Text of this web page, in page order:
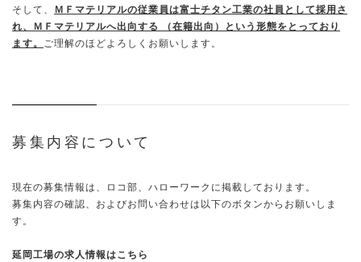
そして、
ＭＦマテリアルの従業員は富士チタン工業の社員として採用さ
れ、ＭＦマテリアルへ出向する （在籍出向）という形態をとっており
ます。 ご理解のほどよろしくお願いします。
募集内容について
現在の募集情報は、ロコ部、ハローワークに掲載しております。
募集内容の確認、およびお問い合わせは以下のボタンからお願いしま
す。
延岡工場の求人情報はこちら